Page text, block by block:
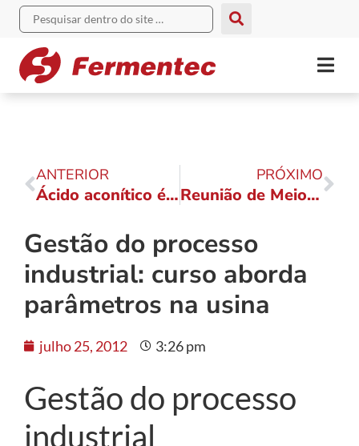
ANTERIOR
Ácido aconítico é o principal ácido da cana-de-açúcar
PRÓXIMO
Reunião de Meio de Safra Fermentec 2012: confira a programação
Gestão do processo
industrial: curso aborda
parâmetros na usina
julho 25, 2012 3:26 pm
Gestão do processo
industrial